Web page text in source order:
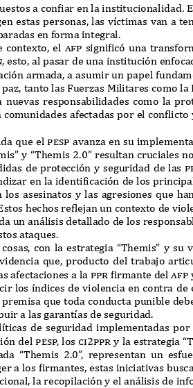
a confiar en la institucionalidad. E
estas personas,las víctimas van a
en forma integral.
contexto,el afp significó una
esto, al pasar de una institución
armada,a asumir un papel
, tanto las Fuerzas Militares como la
nuevas responsabilidades como la
comunidades afectadas por el conflicto
que elpespavanza en su
”y“Themis 2.0”resultan cruciales
de protección y seguridad de las
en la identificación de los
los asesinatos y las agresionesque
stos hechos reflejan un contexto de
un análisis detallado de los
ataques.
, con la estrategia “Themis” y su
que,producto del trabajo
afectaciones a la ppr firmante del afp
los índices de violencia en contra de
que toda conducta punible
a las garantías de seguridad.
íticas de seguridad implementadas
delpesp,losci2ppry la estrategia“T
“Themis 2.0”, representan un
a los firmantes, estas iniciativas
,la recopilación y el análisis de